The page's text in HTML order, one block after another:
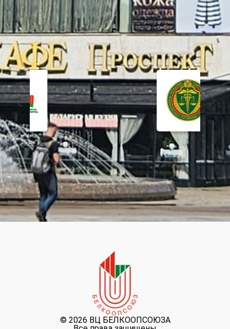
© 2026 ВЦ БЕЛКООПСОЮЗА